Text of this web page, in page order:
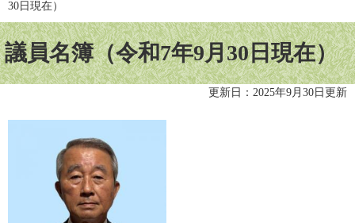
す。
し
て
本
文
へ
30日現在）
本
文議員名簿（令和7年9月30日現在）
更新日：2025年9月30日更新